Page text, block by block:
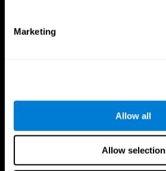
Marketing
Allow all
Allow selection